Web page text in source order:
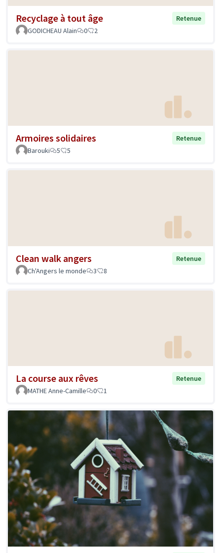
Recyclage à tout âge
Retenue
GODICHEAU Alain
0 2
Armoires solidaires
Retenue
Barouki
5 5
Clean walk angers
Retenue
Ch'Angers le monde
3 8
La course aux rêves
Retenue
MATHE Anne-Camille
0 1